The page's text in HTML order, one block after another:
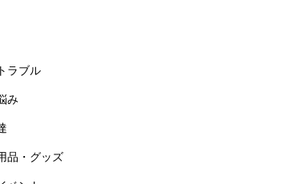
ラブル
み
品・グッズ